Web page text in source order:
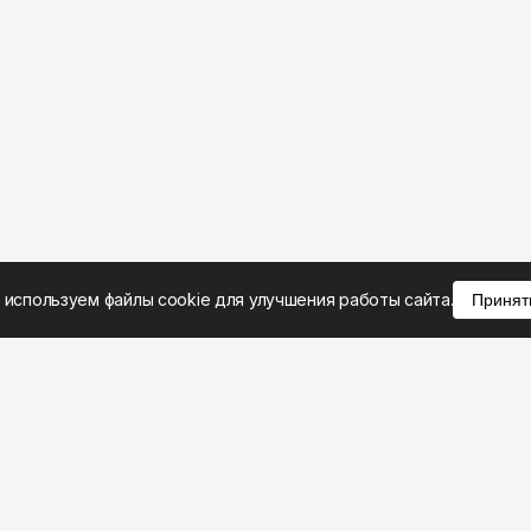
файлы cookie для улучшения работы сайта.